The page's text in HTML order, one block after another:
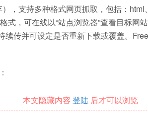
，支持多种格式网页抓取，包括：
，可在线以“站点浏览器”查看目标网
传并可设定是否重新下载或覆盖。
本文隐藏内容 登陆 后才可以浏览